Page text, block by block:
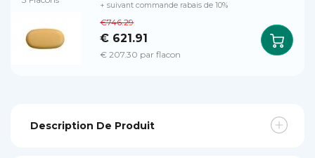
€746.29
€ 621.91
€ 207.30 par flacon
+ suivant commande rabais de 10%
Description De Produit